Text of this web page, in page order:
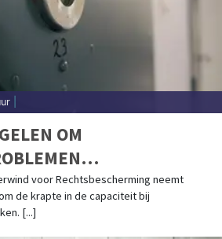
OM
AAN TE PAKKEN
voor Rechtsbescherming neemt
de krapte in de capaciteit bij
[...]